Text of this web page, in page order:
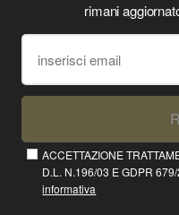
rimani
ACCETTAZIONE
D.L. N.196/03 E GDPR
informativa